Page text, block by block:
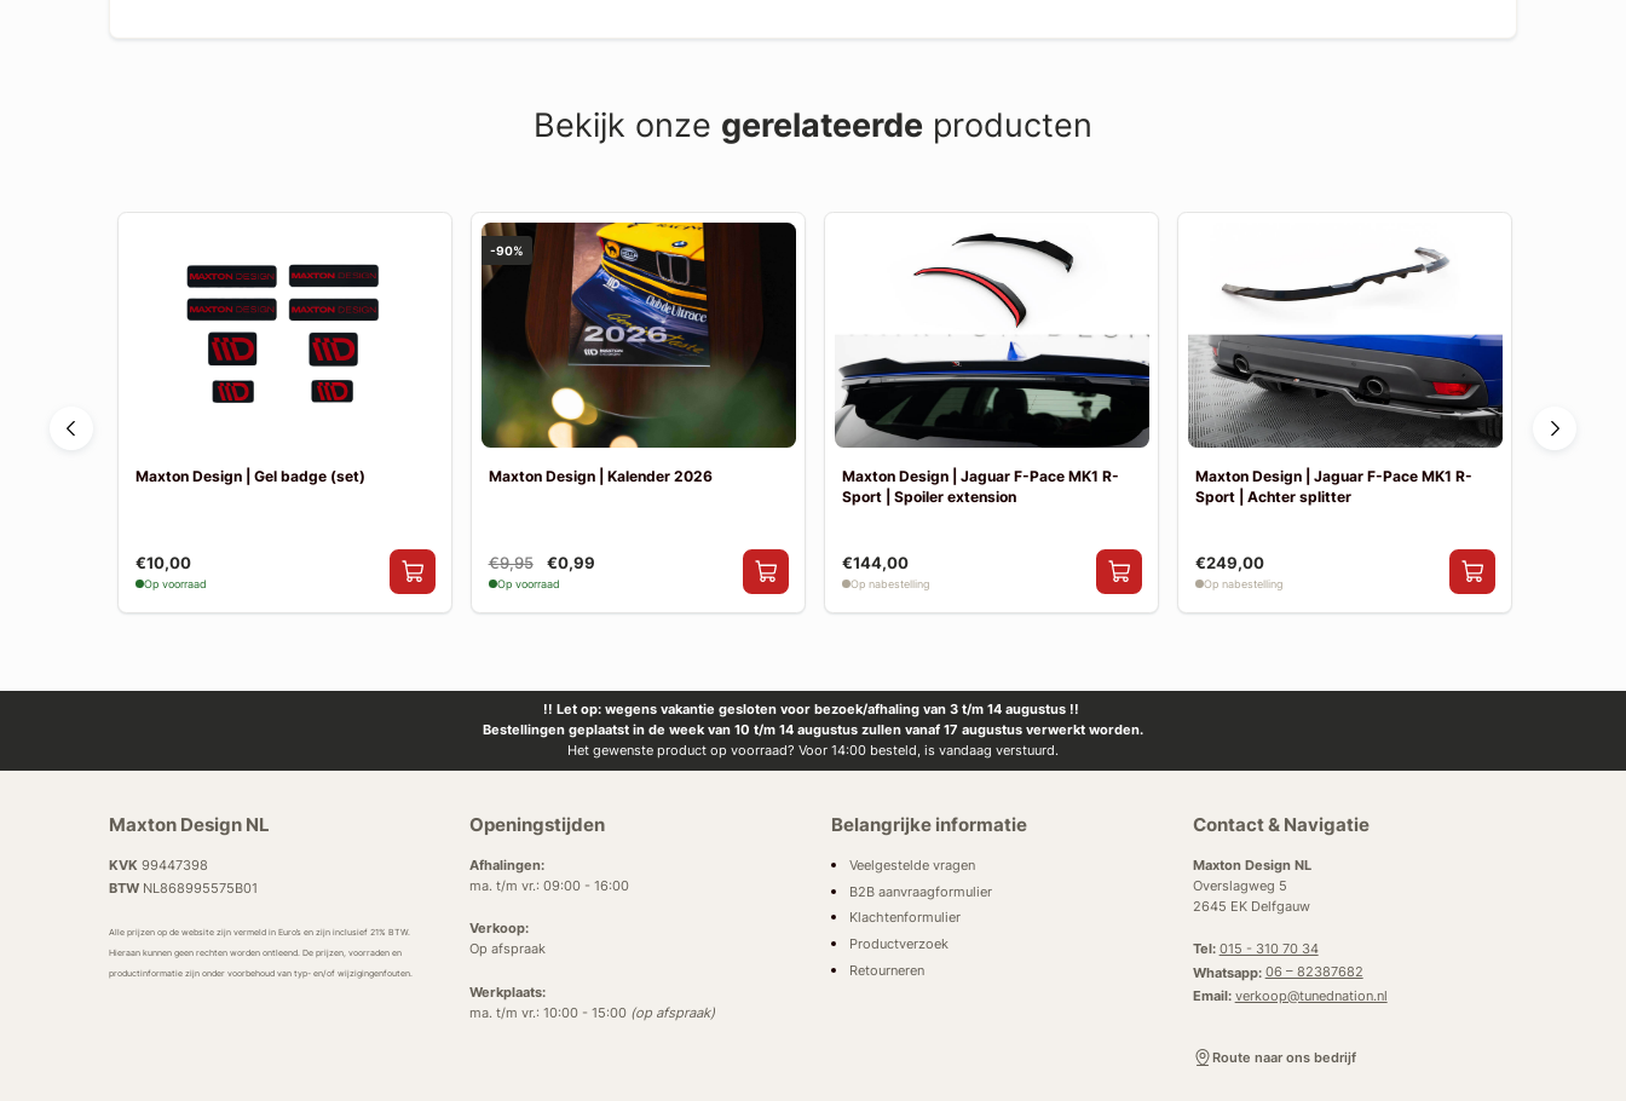
Bekijk onze gerelateerde producten
Maxton Design | Gel badge (set)
€10,00
Op voorraad
-90%
Maxton Design | Kalender 2026
€9,95 €0,99
Op voorraad
Maxton Design | Jaguar F-Pace MK1 R-
Sport | Spoiler extension
€144,00
Op nabestelling
Maxton Design | Jaguar F-Pace MK1 R-
Sport | Achter splitter
€249,00
Op nabestelling
!! Let op: wegens vakantie gesloten voor bezoek/afhaling van 3 t/m 14 augustus !!
Bestellingen geplaatst in de week van 10 t/m 14 augustus zullen vanaf 17 augustus verwerkt worden.
Het gewenste product op voorraad? Voor 14:00 besteld, is vandaag verstuurd.
Maxton Design NL
KVK 99447398
BTWNL868995575B01
Alle prijzen op de website zijn vermeld in Euro’s en zijn inclusief 21% BTW.
Hieraan kunnen geen rechten worden ontleend. De prijzen, voorraden en
productinformatie zijn onder voorbehoud van typ- en/of wijzigingenfouten.
Openingstijden
Afhalingen:
ma. t/m vr.: 09:00 - 16:00
Verkoop:
Op afspraak
Werkplaats:
ma. t/m vr.: 10:00 - 15:00 (op afspraak)
Belangrijke informatie
Veelgestelde vragen
B2B aanvraagformulier
Klachtenformulier
Productverzoek
Retourneren
Contact & Navigatie
Maxton Design NL
Overslagweg 5
2645 EK Delfgauw
Tel: 015 - 310 70 34
Whatsapp: 06 – 82387682
Email: verkoop@tunednation.nl
Route naar ons bedrijf